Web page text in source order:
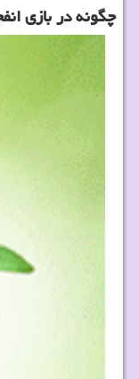
چگونه در بازی